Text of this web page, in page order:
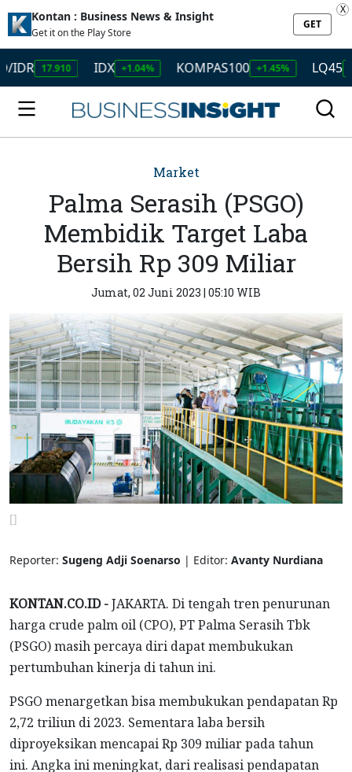
Kontan : Business News & Insight
Get it on the Play Store
GET
X
17.910 IDX +1.04% KOMPAS100 +1.45% LQ45 +1.50%
Market
Palma Serasih (PSGO)
Membidik Target Laba
Bersih Rp 309 Miliar
Jumat, 02 Juni 2023 | 05:10 WIB
[]
Reporter: Sugeng Adji Soenarso | Editor: Avanty Nurdiana
KONTAN.CO.ID -JAKARTA. Di tengah tren penurunan
harga crude palm oil (CPO), PT Palma Serasih Tbk
(PSGO) masih percaya diri dapat membukukan
pertumbuhan kinerja di tahun ini.
PSGO menargetkan bisa membukukan pendapatan Rp
2,72 triliun di 2023. Sementara laba bersih
diproyeksikan mencapai Rp 309 miliar pada tahun
ini. Angka ini meningkat, dari realisasi pendapatan